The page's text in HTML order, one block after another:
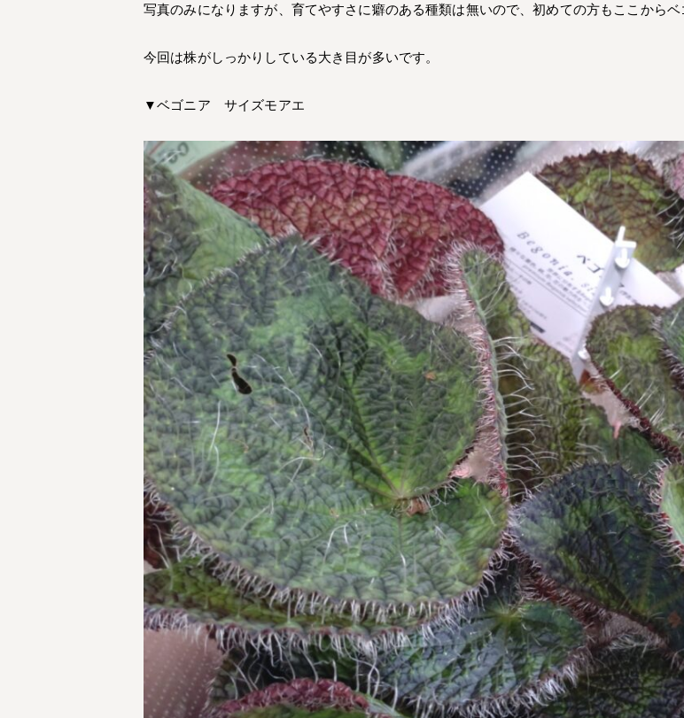
写真のみになりますが、育てやすさに癖のある種類は無いので、初めての方もここから
今回は株がしっかりしている大き目が多いです。
▼ベゴニア サイズモアエ